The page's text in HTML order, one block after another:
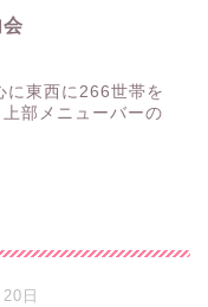
に東西に266世帯を
部メニューバーの
日